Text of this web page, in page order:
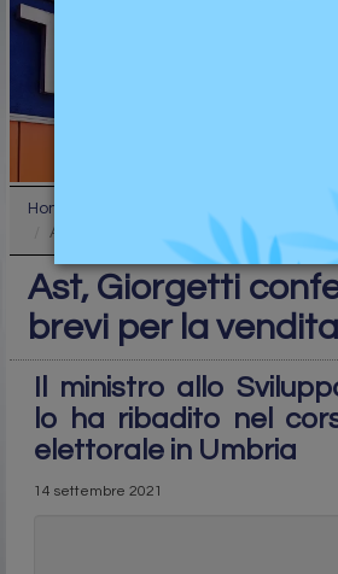
Home
Ast, Giorgetti conferma: tempi brevi
Ast, Giorgetti
brevi per la vendita
Il ministro allo
lo ha ribadito nel
elettorale in Umbria
14 settembre 2021